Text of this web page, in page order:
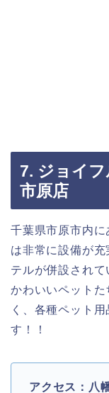
7. ジョイ
市原店
千葉県市原市内
は非常に設備が
テルが併設され
かわいいペット
く、各種ペット
す！！
アクセス：八